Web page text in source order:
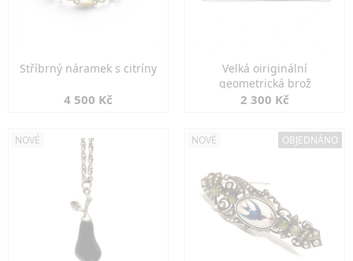
Stříbrný náramek s citríny
4 500 Kč
Velká oiriginální
geometrická brož
2 300 Kč
NOVÉ NOVÉ OBJEDNÁNO